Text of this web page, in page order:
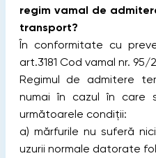
regim vamal de
transport?
În conformitate cu
art.3181 Cod vamal nr. 95/
Regimul de admitere
numai în cazul în care
următoarele condiţii:
a) mărfurile nu suferă
uzurii normale datorate